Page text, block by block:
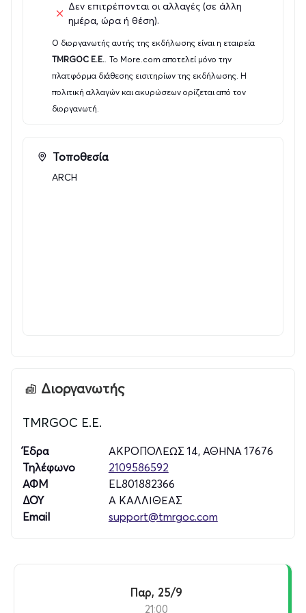
29, Ταύρος, 177 78)
Προπώληση εισιτηρίων στο more.com και στο δίκτυο
καταστημάτων του.
Δεν επιτρέπονται οι αλλαγές (σε άλλη
ημέρα, ώρα ή θέση).
Ο διοργανωτής αυτής της εκδήλωσης είναι η εταιρεία
TMRGOC E.E.. Το More.com αποτελεί μόνο την
πλατφόρμα διάθεσης εισιτηρίων της εκδήλωσης. Η
πολιτική αλλαγών και ακυρώσεων ορίζεται από τον
διοργανωτή.
Τοποθεσία
ARCH
Διοργανωτής
TMRGOC E.E.
Έδρα
ΑΚΡΟΠΟΛΕΩΣ 14, ΑΘΗΝΑ 17676
Τηλέφωνο
2109586592
ΑΦΜ
EL801882366
ΔΟΥ
Α ΚΑΛΛΙΘΕΑΣ
Email
support@tmrgoc.com
Παρ, 25/9
21:00